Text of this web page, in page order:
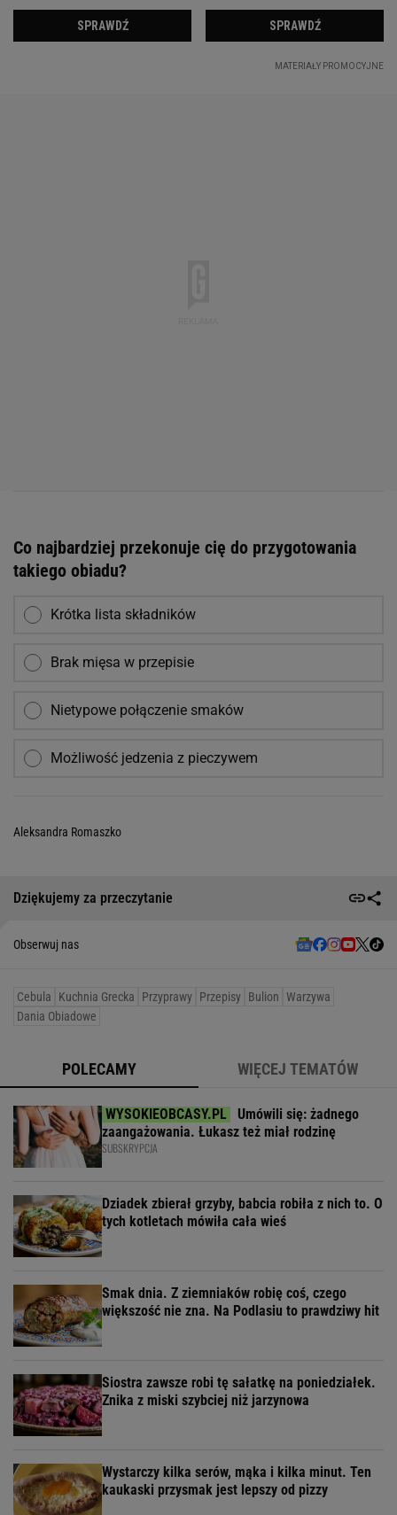
Co najbardziej przekonuje cię do przygotowania
takiego obiadu?
Krótka lista składników
Brak mięsa w przepisie
Nietypowe połączenie smaków
Możliwość jedzenia z pieczywem
Aleksandra Romaszko
Dziękujemy za przeczytanie
Obserwuj nas
Cebula Kuchnia Grecka Przyprawy Przepisy Bulion Warzywa
Dania Obiadowe
POLECAMY WIĘCEJ TEMATÓW
Umówili się: żadnego
zaangażowania. Łukasz też miał rodzinę
SUBSKRYPCJA
Dziadek zbierał grzyby, babcia robiła z nich to. O
tych kotletach mówiła cała wieś
Smak dnia. Z ziemniaków robię coś, czego
większość nie zna. Na Podlasiu to prawdziwy hit
Siostra zawsze robi tę sałatkę na poniedziałek.
Znika z miski szybciej niż jarzynowa
Wystarczy kilka serów, mąka i kilka minut. Ten
kaukaski przysmak jest lepszy od pizzy